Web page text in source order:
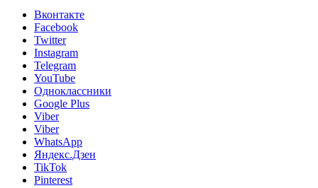
Вконтакте
Facebook
Twitter
Instagram
Telegram
YouTube
Одноклассники
Google Plus
Viber
Viber
WhatsApp
Яндекс.Дзен
TikTok
Pinterest